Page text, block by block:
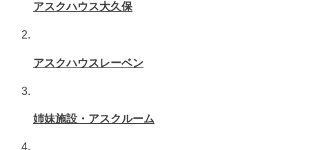
アスクハウス大久保
アスクハウスレーベン
姉妹施設・アスクルーム